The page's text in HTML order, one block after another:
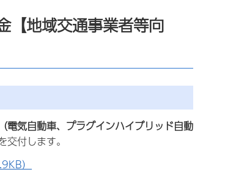
【地域交通事業者等向
電気自動車、プラグインハイブリッド自動
付します。
）